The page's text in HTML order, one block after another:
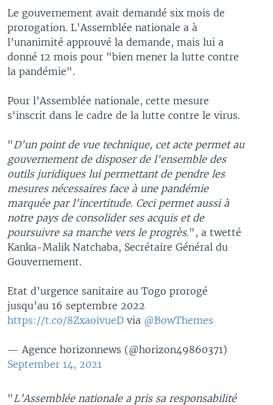
Le gouvernement avait demandé six mois de
prorogation. L'Assemblée nationale a à
l’unanimité approuvé la demande, mais lui a
donné 12 mois pour "bien mener la lutte contre
la pandémie".
Pour l’Assemblée nationale, cette mesure
s'inscrit dans le cadre de la lutte contre le virus.
" D'un point de vue technique, cet acte permet au
gouvernement de disposer de l'ensemble des
outils juridiques lui permettant de pendre les
mesures nécessaires face à une pandémie
marquée par l'incertitude. Ceci permet aussi à
notre pays de consolider ses acquis et de
poursuivre sa marche vers le progrès​.", a twetté
Kanka-Malik Natchaba, Secrétaire Général du
Gouvernement.
Etat d’urgence sanitaire au Togo prorogé
jusqu’au 16 septembre 2022
https://t.co/8ZxaoivueD via @BowThemes
— Agence horizonnews (@horizon49860371)
September 14, 2021
" L’Assemblée nationale a pris sa responsabilité